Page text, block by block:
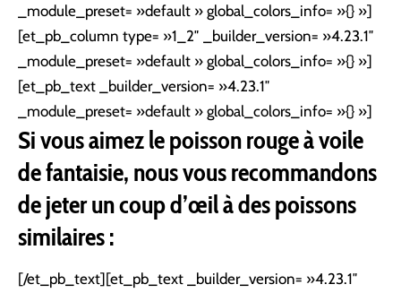
_module_preset= »default » global_colors_info= »{} »]
[et_pb_column type= »1_2″ _builder_version= »4.23.1″
_module_preset= »default » global_colors_info= »{} »]
[et_pb_text _builder_version= »4.23.1″
_module_preset= »default » global_colors_info= »{} »]
Si vous aimez lepoissonrouge à voile
de fantaisie, nous vous recommandons
de jeter un coup d’œil à des poissons
similaires :
[/et_pb_text][et_pb_text _builder_version= »4.23.1″